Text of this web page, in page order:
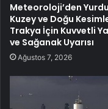
Meteoroloji’den
Kuzey ve Doğu
Trakya İçin Kuvvetli
ve Sağanak Uyarısı
Ağustos 7, 2026